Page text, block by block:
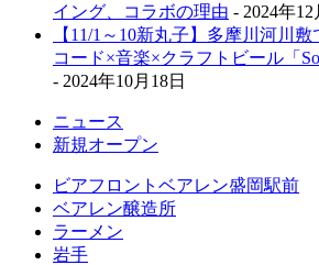
イング、コラボの理由 - 2024年12
【11/1～10新丸子】多摩川河川
コード×音楽×クラフトビール「
- 2024年10月18日
ニュース
新規オープン
ビアフロントベアレン盛岡駅前
ベアレン醸造所
ラーメン
岩手